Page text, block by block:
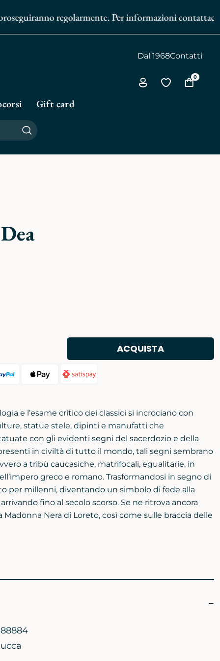
regolarmente. Per informazioni contattaci al
Dal 1968Contatti
Via
Vai
Vai
0
Gift card
Cerca
ACQUISTA
e l’esame critico dei classici si incrociano con
statue stele, dipinti e manufatti che
con gli evidenti segni del sacerdozio e della
in civiltà di tutto il mondo, tali segni sembrano
a tribù caucasiche, matrifocali, egualitarie, in
greco e romano. Trasformandosi in segno di
per millenni, diventando un simbolo di fede alla
fino al secolo scorso. Se ne ritrova ancora
Nera di Loreto, così come sulle braccia delle